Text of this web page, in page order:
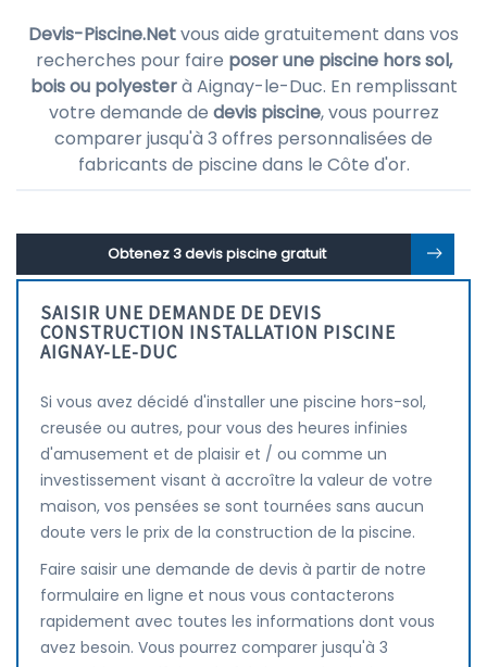
Devis-Piscine.Netvous aide gratuitement dans vos
recherches pour faire poser une piscine hors sol,
bois ou polyesterà Aignay-le-Duc. En remplissant
votre demande de devis piscine, vous pourrez
comparer jusqu'à 3 offres personnalisées de
fabricants de piscine dans le Côte d'or.
Obtenez 3 devis piscine gratuit
SAISIR UNE DEMANDE DE DEVIS
CONSTRUCTION INSTALLATION PISCINE
AIGNAY-LE-DUC
Si vous avez décidé d'installer une piscine hors-sol,
creusée ou autres, pour vous des heures infinies
d'amusement et de plaisir et / ou comme un
investissement visant à accroître la valeur de votre
maison, vos pensées se sont tournées sans aucun
doute vers le prix de la construction de la piscine.
Faire saisir une demande de devis à partir de notre
formulaire en ligne et nous vous contacterons
rapidement avec toutes les informations dont vous
avez besoin. Vous pourrez comparer jusqu'à 3